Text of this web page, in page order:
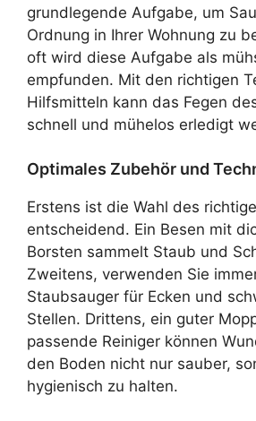
grundlegende Aufgabe, um
Ordnung in Ihrer Wohnung zu
oft wird diese Aufgabe als
empfunden. Mit den richtigen
Hilfsmitteln kann das Fegen
schnell und mühelos erledigt
Optimales Zubehör und
Erstens ist die Wahl des
entscheidend. Ein Besen mit
Borsten sammelt Staub und
Zweitens, verwenden Sie
Staubsauger für Ecken und
Stellen. Drittens, ein guter
passende Reiniger können
den Boden nicht nur sauber,
hygienisch zu halten.